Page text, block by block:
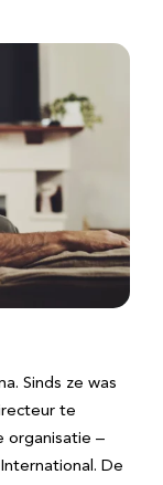
Sinds ze was
te
organisatie –
De